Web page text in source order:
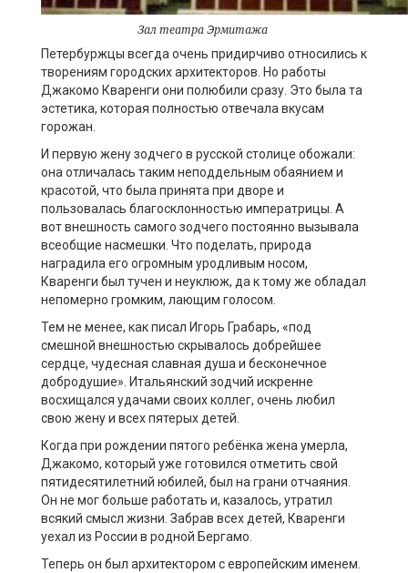
Зал театра Эрмитажа
Петербуржцы всегда очень придирчиво относились к
творениям городских архитекторов. Но работы
Джакомо Кваренги они полюбили сразу. Это была та
эстетика, которая полностью отвечала вкусам
горожан.
И первую жену зодчего в русской столице обожали:
она отличалась таким неподдельным обаянием и
красотой, что была принята при дворе и
пользовалась благосклонностью императрицы. А
вот внешность самого зодчего постоянно вызывала
всеобщие насмешки. Что поделать, природа
наградила его огромным уродливым носом,
Кваренги был тучен и неуклюж, да к тому же обладал
непомерно громким, лающим голосом.
Тем не менее, как писал Игорь Грабарь, «под
смешной внешностью скрывалось добрейшее
сердце, чудесная славная душа и бесконечное
добродушие». Итальянский зодчий искренне
восхищался удачами своих коллег, очень любил
свою жену и всех пятерых детей.
Когда при рождении пятого ребёнка жена умерла,
Джакомо, который уже готовился отметить свой
пятидесятилетний юбилей, был на грани отчаяния.
Он не мог больше работать и, казалось, утратил
всякий смысл жизни. Забрав всех детей, Кваренги
уехал из России в родной Бергамо.
Теперь он был архитектором с европейским именем.